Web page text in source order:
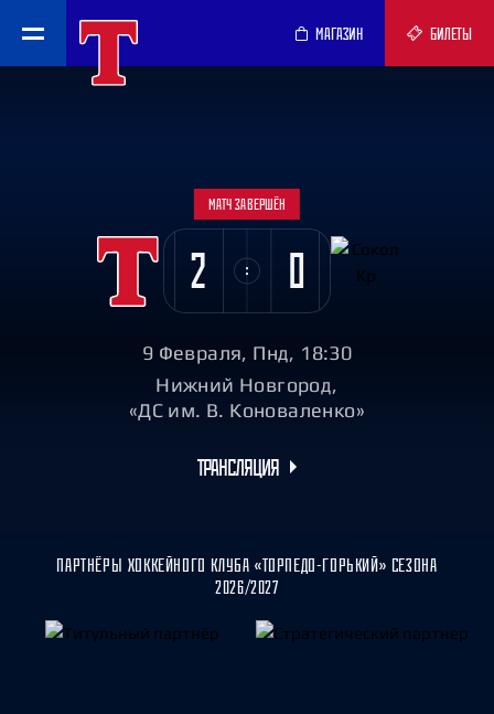
МАГАЗИН БИЛЕТЫ
МАТЧ ЗАВЕРШЁН
2 0
9 Февраля, Пнд, 18:30
Нижний Новгород,
«ДС им. В. Коноваленко»
ТРАНСЛЯЦИЯ
ПАРТНЁРЫ ХОККЕЙНОГО КЛУБА «ТОРПЕДО-ГОРЬКИЙ» СЕЗОНА
2026/2027